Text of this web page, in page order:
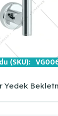
(SKU):
Yedek